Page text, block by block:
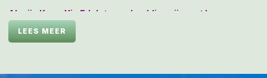
Al mijn Kwan Yin Edelstenen beeldjes zijn met haar
energie BEZIELD en doordrenkt met haar Moederliefde,
omdat ze dagelijks in mijn Kristal Healing Kamer vanuit de
LEES MEER